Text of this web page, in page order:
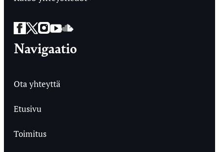
Facebook
Twitter
Instagram
YouTube
SoundCloud
Navigaatio
Ota yhteyttä
Etusivu
Toimitus